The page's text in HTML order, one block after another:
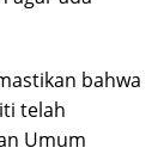
bahwa
telah
Umum